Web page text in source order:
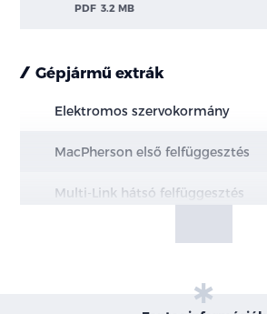
PDF 3.2 MB
Gépjármű extrák
Elektromos szervokormány
MacPherson első felfüggesztés
Multi-Link hátsó felfüggesztés